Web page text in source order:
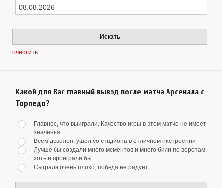
Искать
очистить
Какой для Вас главный вывод после матча Арсенала с
Торпедо?
Главное, что выиграли. Качество игры в этом матче не имеет
значения
Всем доволен, ушёл со стадиона в отличном настроении
Лучше бы создали много моментов и много били по воротам,
хоть и проиграли бы
Сыграли очень плохо, победа не радует